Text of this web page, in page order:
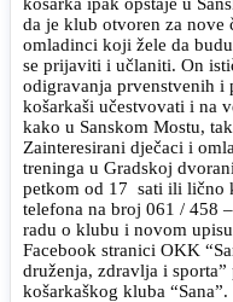
da je klub otvoren za nove
omladinci koji žele da
se prijaviti i učlaniti. On
odigravanja prvenstvenih i
košarkaši učestvovati i na
kako u Sanskom Mostu,
Zainteresirani dječaci i
treninga u Gradskoj
petkom od 17 sati ili lično
telefona na broj 061 / 458
radu o klubu i novom
Facebook stranici OKK
druženja, zdravlja i
košarkaškog kluba “Sana”.